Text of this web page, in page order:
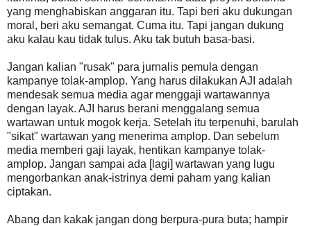
yang menghabiskan anggaran itu. Tapi beri aku dukungan
moral, beri aku semangat. Cuma itu. Tapi jangan dukung
aku kalau kau tidak tulus. Aku tak butuh basa-basi.
Jangan kalian "rusak" para jurnalis pemula dengan
kampanye tolak-amplop. Yang harus dilakukan AJI adalah
mendesak semua media agar menggaji wartawannya
dengan layak. AJI harus berani menggalang semua
wartawan untuk mogok kerja. Setelah itu terpenuhi, barulah
"sikat" wartawan yang menerima amplop. Dan sebelum
media memberi gaji layak, hentikan kampanye tolak-
amplop. Jangan sampai ada [lagi] wartawan yang lugu
mengorbankan anak-istrinya demi paham yang kalian
ciptakan.
Abang dan kakak jangan dong berpura-pura buta; hampir